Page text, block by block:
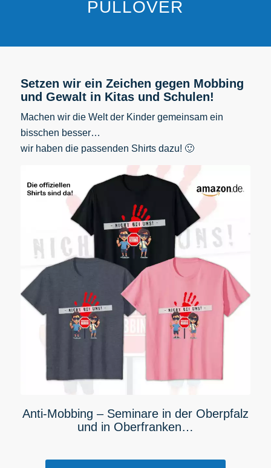
PULLOVER
Setzen wir ein Zeichen gegen Mobbing
und Gewalt in Kitas und Schulen!
Machen wir die Welt der Kinder gemeinsam ein
bisschen besser…
wir haben die passenden Shirts dazu! 🙂
Anti-Mobbing – Seminare in der Oberpfalz
und in Oberfranken…